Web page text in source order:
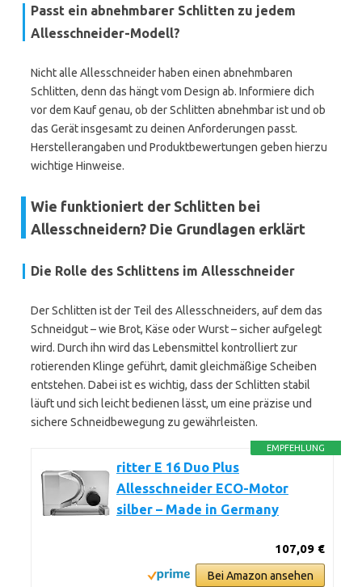
Passt ein abnehmbarer Schlitten zu jedem
Allesschneider-Modell?
Nicht alle Allesschneider haben einen abnehmbaren
Schlitten, denn das hängt vom Design ab. Informiere dich
vor dem Kauf genau, ob der Schlitten abnehmbar ist und ob
das Gerät insgesamt zu deinen Anforderungen passt.
Herstellerangaben und Produktbewertungen geben hierzu
wichtige Hinweise.
Wie funktioniert der Schlitten bei
Allesschneidern? Die Grundlagen erklärt
Die Rolle des Schlittens im Allesschneider
Der Schlitten ist der Teil des Allesschneiders, auf dem das
Schneidgut – wie Brot, Käse oder Wurst – sicher aufgelegt
wird. Durch ihn wird das Lebensmittel kontrolliert zur
rotierenden Klinge geführt, damit gleichmäßige Scheiben
entstehen. Dabei ist es wichtig, dass der Schlitten stabil
läuft und sich leicht bedienen lässt, um eine präzise und
sichere Schneidbewegung zu gewährleisten.
EMPFEHLUNG
ritter E 16 Duo Plus
Allesschneider ECO-Motor
silber – Made in Germany
107,09 €
Bei Amazon ansehen